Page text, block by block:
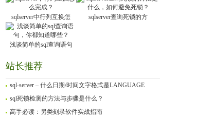
sqlserver中行列互换怎 sqlserver查询死锁的方
浅谈简单的sql查询语句
站长推荐
sql-server – 什么日期/时间文字格式是LANGUAGE
sql死锁检测的方法与步骤是什么？
高手必读：另类刻录软件实战指南